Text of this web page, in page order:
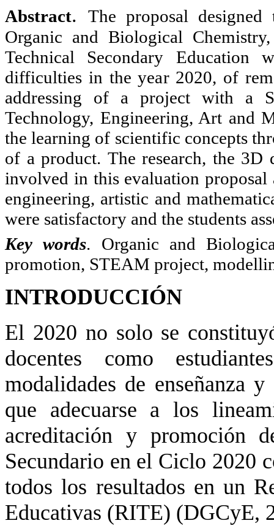
Abstract.The proposal
Organic and Biological
Technical Secondary Education
difficulties in the year 2020, of
addressing of a project with a
Technology, Engineering, Art and
the learning of scientific concepts
of a product. The research, the 3D
involved in this evaluation
engineering, artistic and
were satisfactory and the students
Key words. Organic and
promotion, STEAM project,
INTRODUCCIÓN
El 2020 no solo se
docentes como
modalidades de enseñanza
que adecuarse a los
acreditación y promoción
Secundario en el Ciclo 2020
todos los resultados en un
Educativas (RITE) (DGCyE,